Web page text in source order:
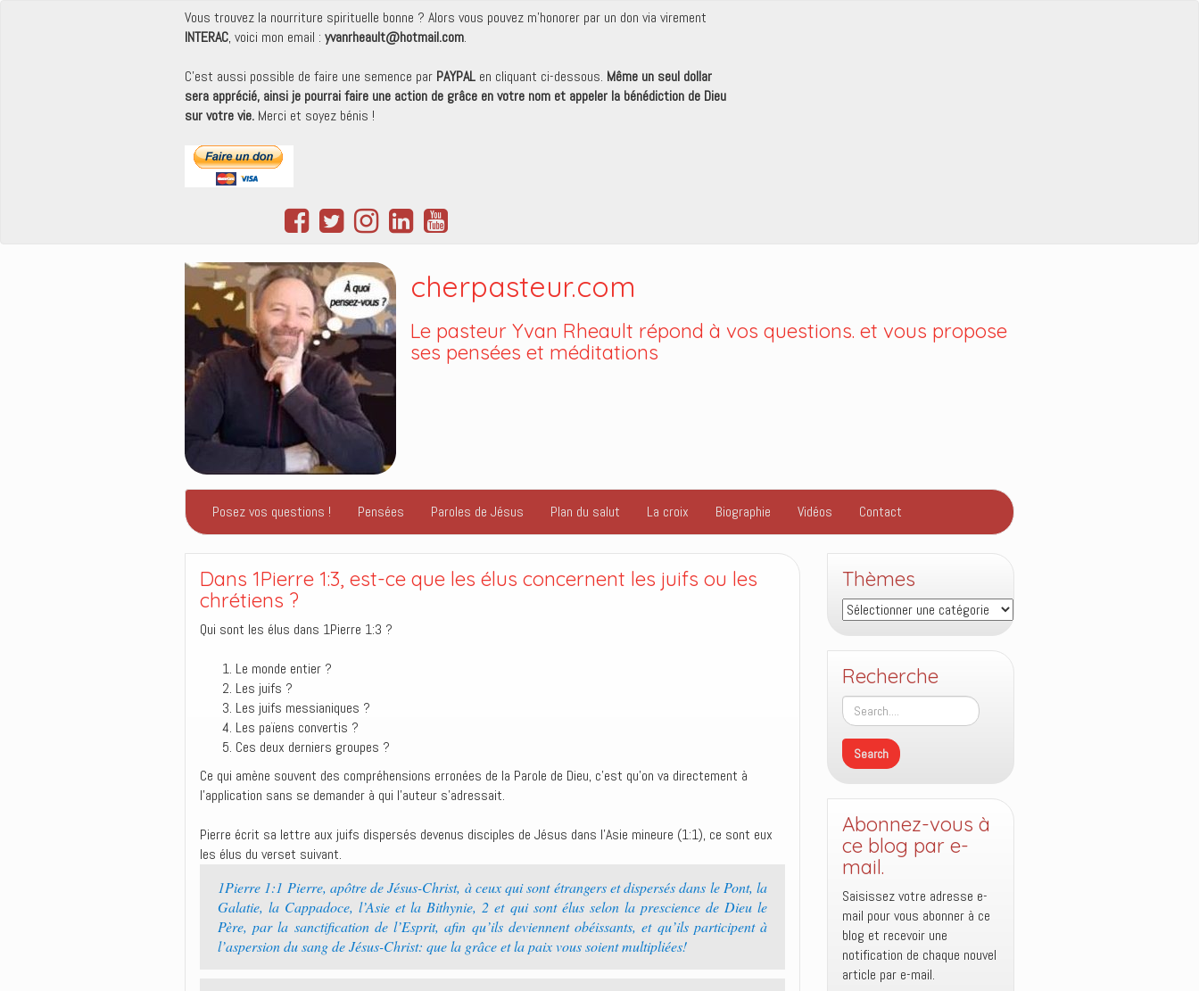
Vous trouvez la nourriture spirituelle bonne ? Alors vous pouvez m'honorer par un don via virement
INTERAC, voici mon email : yvanrheault@hotmail.com.
C'est aussi possible de faire une semence par PAYPAL en cliquant ci-dessous. Même un seul dollar
sera apprécié, ainsi je pourrai faire une action de grâce en votre nom et appeler la bénédiction de Dieu
sur votre vie. Merci et soyez bénis !
cherpasteur.com
Le pasteur Yvan Rheault répond à vos questions. et vous propose
ses pensées et méditations
Posez vos questions ! Pensées Paroles de Jésus Plan du salut La croix Biographie Vidéos Contact
Dans 1Pierre 1:3, est-ce que les élus concernent les juifs ou les
chrétiens ?
Qui sont les élus dans 1Pierre 1:3 ?
Le monde entier ?
Les juifs ?
Les juifs messianiques ?
Les païens convertis ?
Ces deux derniers groupes ?
Ce qui amène souvent des compréhensions erronées de la Parole de Dieu, c’est qu’on va directement à
l’application sans se demander à qui l’auteur s’adressait.
Pierre écrit sa lettre aux juifs dispersés devenus disciples de Jésus dans l’Asie mineure (1:1), ce sont eux
les élus du verset suivant.
1Pierre 1:1 Pierre, apôtre de Jésus-Christ, à ceux qui sont étrangers et dispersés dans le Pont, la
Galatie, la Cappadoce, l’Asie et la Bithynie, 2 et qui sont élus selon la prescience de Dieu le
Père, par la sanctification de l’Esprit, afin qu’ils deviennent obéissants, et qu’ils participent à
l’aspersion du sang de Jésus-Christ: que la grâce et la paix vous soient multipliées!
Thèmes
Thèmes
Recherche
Abonnez-vous à
ce blog par e-
mail.
Saisissez votre adresse e-
mail pour vous abonner à ce
blog et recevoir une
notification de chaque nouvel
article par e-mail.